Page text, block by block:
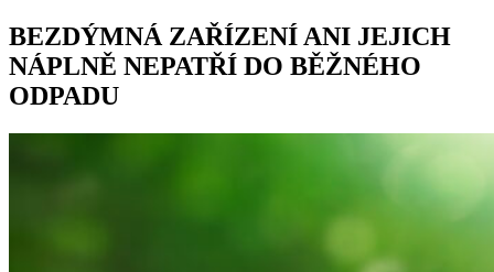
BEZDÝMNÁ ZAŘÍZENÍ ANI JEJICH
NÁPLNĚ NEPATŘÍ DO BĚŽNÉHO
ODPADU